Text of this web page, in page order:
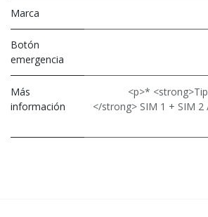
Marca
Botón
emergencia
Más
información
<p>*
</strong> SIM 1 + SIM